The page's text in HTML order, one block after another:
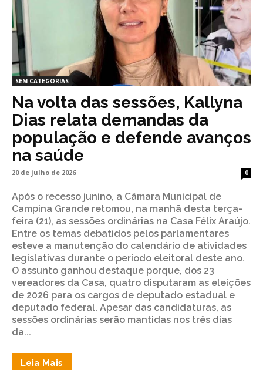
SEM CATEGORIAS
Na volta das sessões, Kallyna
Dias relata demandas da
população e defende avanços
na saúde
20 de julho de 2026 0
Após o recesso junino, a Câmara Municipal de
Campina Grande retomou, na manhã desta terça-
feira (21), as sessões ordinárias na Casa Félix Araújo.
Entre os temas debatidos pelos parlamentares
esteve a manutenção do calendário de atividades
legislativas durante o período eleitoral deste ano.
O assunto ganhou destaque porque, dos 23
vereadores da Casa, quatro disputaram as eleições
de 2026 para os cargos de deputado estadual e
deputado federal. Apesar das candidaturas, as
sessões ordinárias serão mantidas nos três dias
da...
Leia Mais